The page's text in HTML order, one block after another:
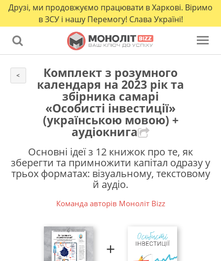
Друзі, ми продовжуємо працювати в Харкові. Віримо
в ЗСУ і нашу Перемогу! Слава Україні!
< Комплект з розумного
календаря на 2023 рік та
збірника самарі
«Особисті інвестиції»
(українською мовою) +
аудіокнига
Основні ідеї з 12 книжок про те, як
зберегти та примножити капітал одразу у
трьох форматах: візуальному, текстовому
й аудіо.
Команда авторів Моноліт Bizz
+